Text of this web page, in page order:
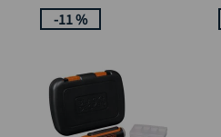
-11 %